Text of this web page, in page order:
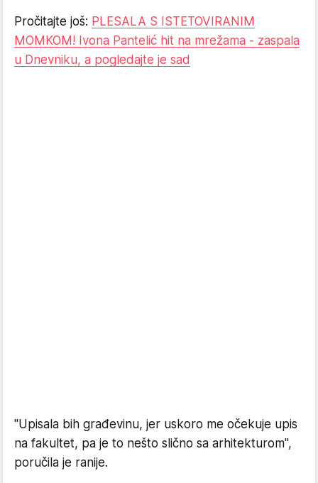
Pročitajte još: PLESALA S ISTETOVIRANIM
MOMKOM! Ivona Pantelić hit na mrežama - zaspala
u Dnevniku, a pogledajte je sad
"Upisala bih građevinu, jer uskoro me očekuje upis
na fakultet, pa je to nešto slično sa arhitekturom",
poručila je ranije.